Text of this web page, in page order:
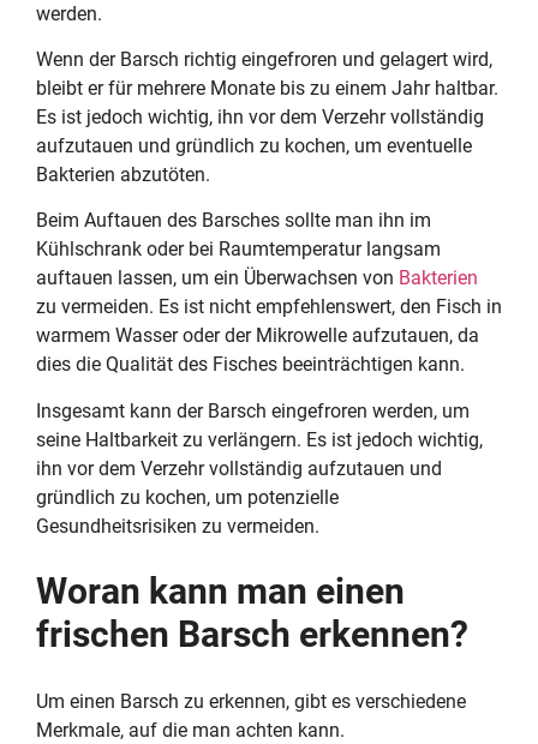
werden.
Wenn der Barsch richtig eingefroren und gelagert wird,
bleibt er für mehrere Monate bis zu einem Jahr haltbar.
Es ist jedoch wichtig, ihn vor dem Verzehr vollständig
aufzutauen und gründlich zu kochen, um eventuelle
Bakterien abzutöten.
Beim Auftauen des Barsches sollte man ihn im
Kühlschrank oder bei Raumtemperatur langsam
auftauen lassen, um ein Überwachsen von Bakterien
zu vermeiden. Es ist nicht empfehlenswert, den Fisch in
warmem Wasser oder der Mikrowelle aufzutauen, da
dies die Qualität des Fisches beeinträchtigen kann.
Insgesamt kann der Barsch eingefroren werden, um
seine Haltbarkeit zu verlängern. Es ist jedoch wichtig,
ihn vor dem Verzehr vollständig aufzutauen und
gründlich zu kochen, um potenzielle
Gesundheitsrisiken zu vermeiden.
Woran kann man einen
frischen Barsch erkennen?
Um einen Barsch zu erkennen, gibt es verschiedene
Merkmale, auf die man achten kann.